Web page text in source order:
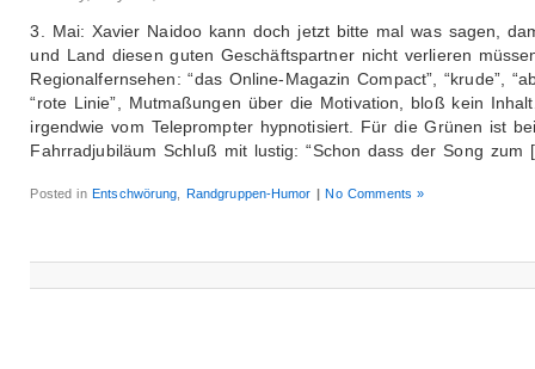
3. Mai: Xavier Naidoo kann doch jetzt bitte mal was sagen,
und Land diesen guten Geschäftspartner nicht verlieren
Regionalfernsehen: “das Online-Magazin Compact”, “krude”,
“rote Linie”, Mutmaßungen über die Motivation, bloß kein
irgendwie vom Teleprompter hypnotisiert. Für die Grünen ist
Fahrradjubiläum Schluß mit lustig: “Schon dass der Song zum
Posted inEntschwörung Randgruppen-Humor | No Comments »